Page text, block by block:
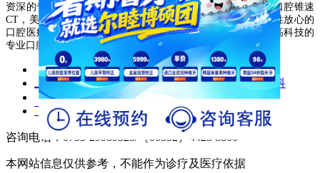
资深的专业口腔医师，并重资引进隐适美iTero口内扫描仪、口腔锥速
CT，美国、德国、意大利、瑞士等先进设备，致力于做老百姓放心的
口腔医疗。环境高雅舒适，让您享受到放心、舒心、现代化高科技的
专业口腔诊疗服务。
上一篇：人到老年后牙齿脱落该怎么办？沙井牙科
下一篇：深圳专业口腔医院在哪里
咨询电话：0755-29989525/（00852）4423 8860
本网站信息仅供参考，不能作为诊疗及医疗依据